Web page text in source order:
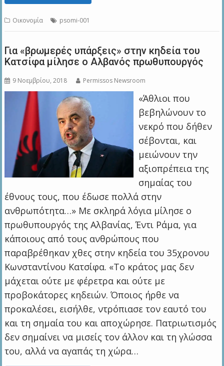
Οικονομία psomi-001
Για «βρωμερές υπάρξεις» στην κηδεία του
Κατσίφα μίλησε ο Αλβανός πρωθυπουργός
9 Νοεμβρίου, 2018 Permissos Newsroom
«Άθλιοι που
βεβηλώνουν το
νεκρό που δήθεν
σέβονται, και
μειώνουν την
αξιοπρέπεια της
σημαίας του
έθνους τους, που έδωσε πολλά στην
ανθρωπότητα…» Με σκληρά λόγια μίλησε ο
πρωθυπουργός της Αλβανίας, Έντι Ράμα, για
κάποιους από τους ανθρώπους που
παραβρέθηκαν χθες στην κηδεία του 35χρονου
Κωνσταντίνου Κατσίφα. «Το κράτος μας δεν
μάχεται ούτε με φέρετρα και ούτε με
προβοκάτορες κηδειών. Όποιος ήρθε να
προκαλέσει, εισήλθε, ντρόπιασε τον εαυτό του
και τη σημαία του και αποχώρησε. Πατριωτισμός
δεν σημαίνει να μισείς τον άλλον και τη γλώσσα
του, αλλά να αγαπάς τη χώρα…